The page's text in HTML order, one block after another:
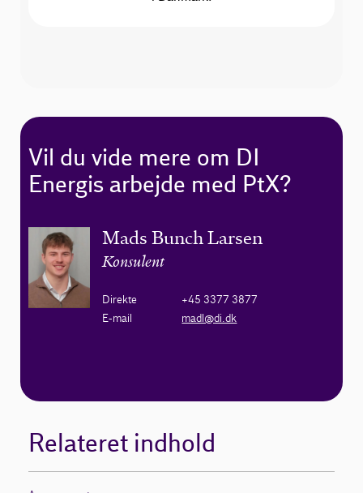
Vil du vide mere om DI
Energis arbejde med PtX?
Mads Bunch Larsen
Konsulent
Direkte
+45 3377 3877
E-mail
madl@di.dk
Relateret indhold